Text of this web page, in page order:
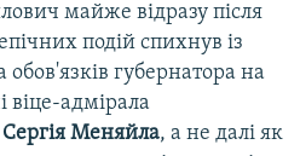
майже відразу після
подій спихнув із
губернатора на
віце-адмірала
Сергія Меняйла, а не далі як